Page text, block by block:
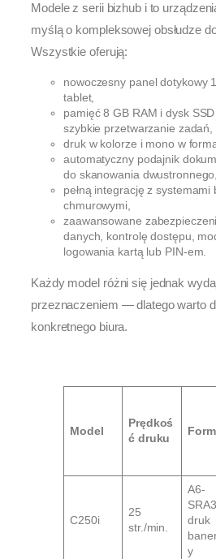
Modele z serii bizhub i to
myślą o kompleksowej obsłudze
Wszystkie oferują:
nowoczesny panel dotykowy
tablet,
pamięć 8 GB RAM i dysk
szybkie przetwarzanie zadań,
druk w kolorze i mono w
automatyczny podajnik
do skanowania dwustronnego,
pełną integrację z systemami
chmurowymi,
zaawansowane
danych, kontrolę dostępu,
logowania kartą lub PIN-em.
Każdy model różni się jednak
przeznaczeniem — dlatego warto
konkretnego biura.
Model
Prędkoś
ć druku
C250i
25
str./min.
A6-
druk
y